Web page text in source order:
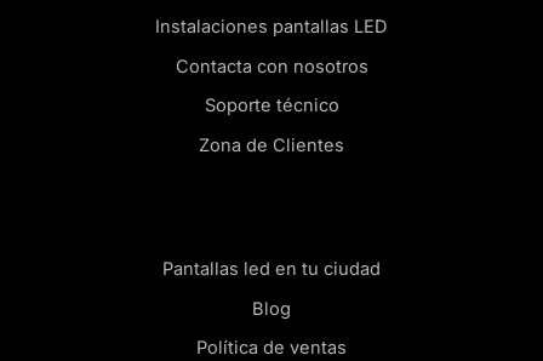
Instalaciones pantallas LED
Contacta con nosotros
Soporte técnico
Zona de Clientes
Pantallas led en tu ciudad
Blog
Política de ventas